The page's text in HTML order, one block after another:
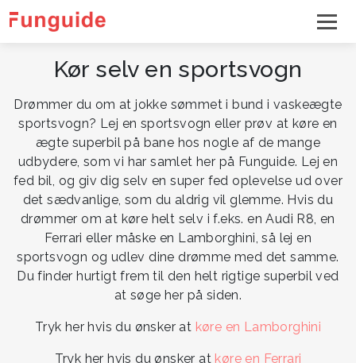
Kør selv en sportsvogn
Drømmer du om at jokke sømmet i bund i vaskeægte
sportsvogn? Lej en sportsvogn eller prøv at køre en
ægte superbil på bane hos nogle af de mange
udbydere, som vi har samlet her på Funguide. Lej en
fed bil, og giv dig selv en super fed oplevelse ud over
det sædvanlige, som du aldrig vil glemme. Hvis du
drømmer om at køre helt selv i f.eks. en Audi R8, en
Ferrari eller måske en Lamborghini, så lej en
sportsvogn og udlev dine drømme med det samme.
Du finder hurtigt frem til den helt rigtige superbil ved
at søge her på siden.
Tryk her hvis du ønsker at køre en Lamborghini
Tryk her hvis du ønsker at køre en Ferrari